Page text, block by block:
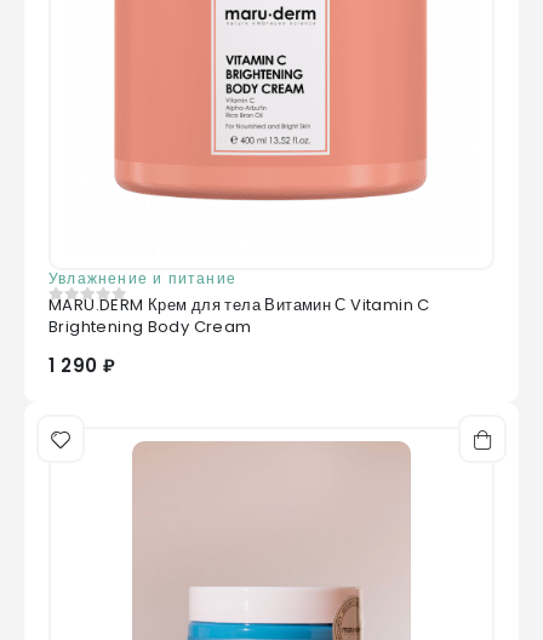
Увлажнение и питание
0из 5
MARU.DERM Крем для тела Витамин С Vitamin C
Brightening Body Cream
1 290 ₽